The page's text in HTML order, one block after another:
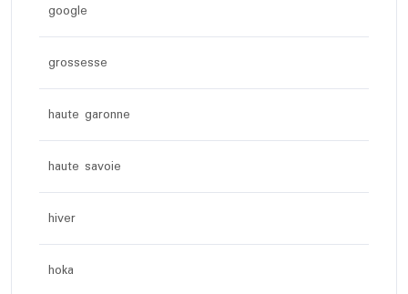
google
grossesse
haute garonne
haute savoie
hiver
hoka